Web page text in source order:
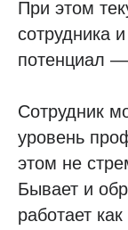
При этом
сотрудника
потенциал
Сотрудник
уровень
этом не
Бывает и
работает